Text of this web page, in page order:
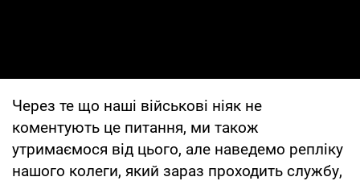
Через те що наші військові ніяк не
коментують це питання, ми також
утримаємося від цього, але наведемо репліку
нашого колеги, який зараз проходить службу,